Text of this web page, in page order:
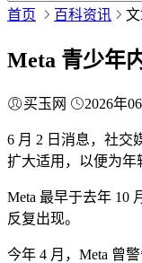
首页 百科资讯
Meta 青少年
买玉网 2026年
6 月 2 日消息，社交
扩大适用，以便为年
Meta 最早于去年 10
反复出现。
今年 4 月，Meta 曾